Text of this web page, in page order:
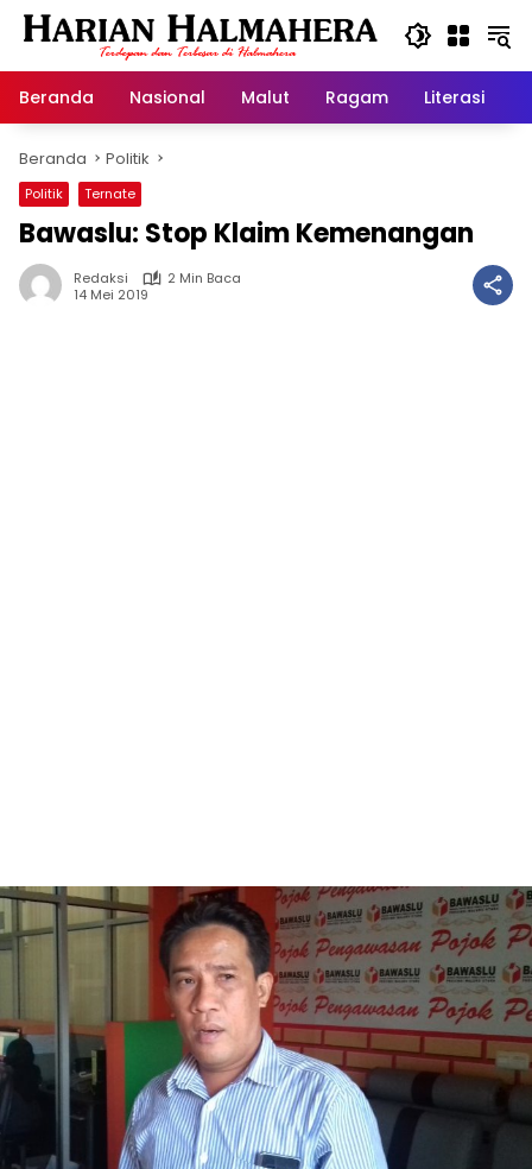
Langsung
Beranda
Nasional Malut Ragam Literasi
Beranda Politik
Politik Ternate
Bawaslu: Stop Klaim Kemenangan
Redaksi
2 Min Baca
14 Mei 2019